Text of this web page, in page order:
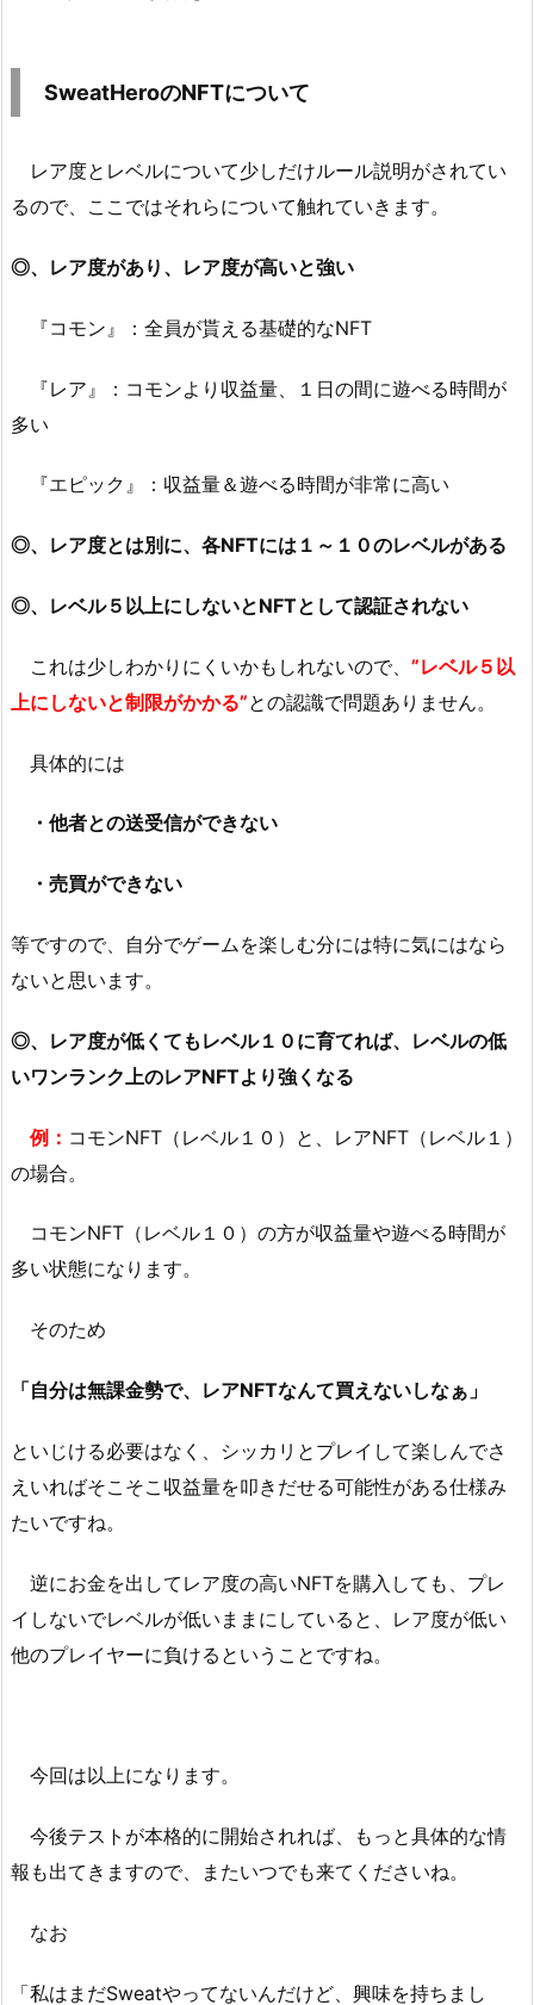
SweatHeroのNFTについて
レア度とレベルについて少しだけルール説明がされてい
るので、ここではそれらについて触れていきます。
◎、レア度があり、レア度が高いと強い
『コモン』：全員が貰える基礎的なNFT
『レア』：コモンより収益量、１日の間に遊べる時間が
多い
『エピック』：収益量＆遊べる時間が非常に高い
◎、レア度とは別に、各NFTには１～１０のレベルがある
◎、レベル５以上にしないとNFTとして認証されない
これは少しわかりにくいかもしれないので、 ”レベル５以
上にしないと制限がかかる”との認識で問題ありません。
具体的には
・他者との送受信ができない
・売買ができない
等ですので、自分でゲームを楽しむ分には特に気にはなら
ないと思います。
◎、レア度が低くてもレベル１０に育てれば、レベルの低
いワンランク上のレアNFTより強くなる
例： コモンNFT（レベル１０）と、レアNFT（レベル１）
の場合。
コモンNFT（レベル１０）の方が収益量や遊べる時間が
多い状態になります。
そのため
「自分は無課金勢で、レアNFTなんて買えないしなぁ」
といじける必要はなく、シッカリとプレイして楽しんでさ
えいればそこそこ収益量を叩きだせる可能性がある仕様み
たいですね。
逆にお金を出してレア度の高いNFTを購入しても、プレ
イしないでレベルが低いままにしていると、レア度が低い
他のプレイヤーに負けるということですね。
今回は以上になります。
今後テストが本格的に開始されれば、もっと具体的な情
報も出てきますので、またいつでも来てくださいね。
なお
「私はまだSweatやってないんだけど、興味を持ちまし